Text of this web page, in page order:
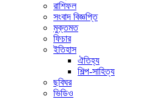
রাশিফল
সংবাদ বিজ্ঞপ্তি
মুক্তমত
ফিচার
ইতিহাস
ঐতিহ্য
শিল্প-সাহিত্য
ছবিঘর
ভিডিও